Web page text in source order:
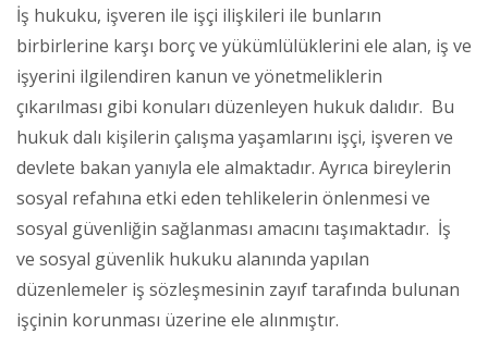
İş hukuku, işveren ile işçi ilişkileri ile bunların
birbirlerine karşı borç ve yükümlülüklerini ele alan, iş ve
işyerini ilgilendiren kanun ve yönetmeliklerin
çıkarılması gibi konuları düzenleyen hukuk dalıdır. Bu
hukuk dalı kişilerin çalışma yaşamlarını işçi, işveren ve
devlete bakan yanıyla ele almaktadır. Ayrıca bireylerin
sosyal refahına etki eden tehlikelerin önlenmesi ve
sosyal güvenliğin sağlanması amacını taşımaktadır. İş
ve sosyal güvenlik hukuku alanında yapılan
düzenlemeler iş sözleşmesinin zayıf tarafında bulunan
işçinin korunması üzerine ele alınmıştır.